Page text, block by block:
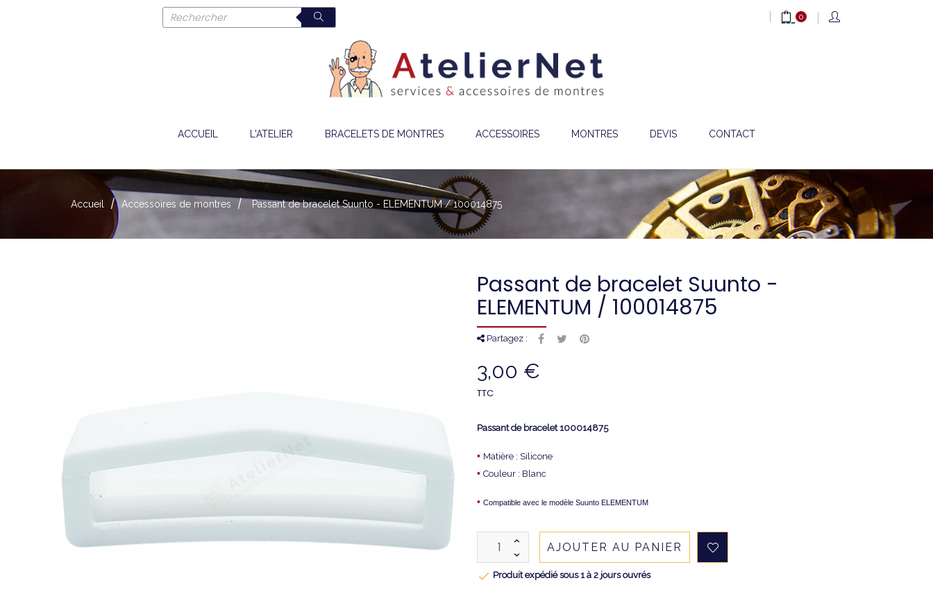
0
ACCUEIL L'ATELIER BRACELETS DE MONTRES ACCESSOIRES MONTRES DEVIS CONTACT
Accueil Accessoires de montres Passant de bracelet Suunto - ELEMENTUM / 100014875
Passant de bracelet Suunto -
ELEMENTUM / 100014875
Partagez :
3,00 €
TTC
Passant de bracelet 100014875
• Matière : Silicone
• Couleur : Blanc
• Compatible avec le modèle Suunto ELEMENTUM
AJOUTER AU PANIER
 Produit expédié sous 1 à 2 jours ouvrés